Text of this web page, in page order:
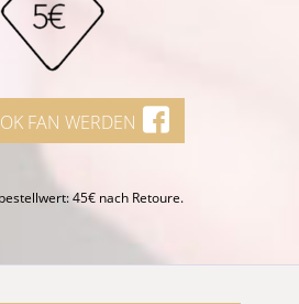
FAN WERDEN
45€ nach Retoure.